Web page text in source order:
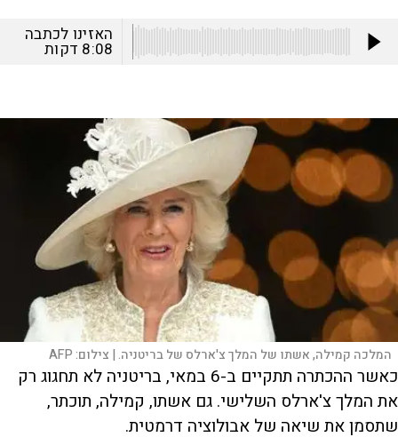
האזינו לכתבה
8:08 דקות
המלכה קמילה, אשתו של המלך צ'ארלס של בריטניה. | צילום:AFP
כאשר ההכתרה תתקיים ב-6 במאי, בריטניה לא תחגוג רק
את המלך צ'ארלס השלישי. גם אשתו, קמילה, תוכתר,
שתסמן את שיאה של אבולוציה דרמטית.